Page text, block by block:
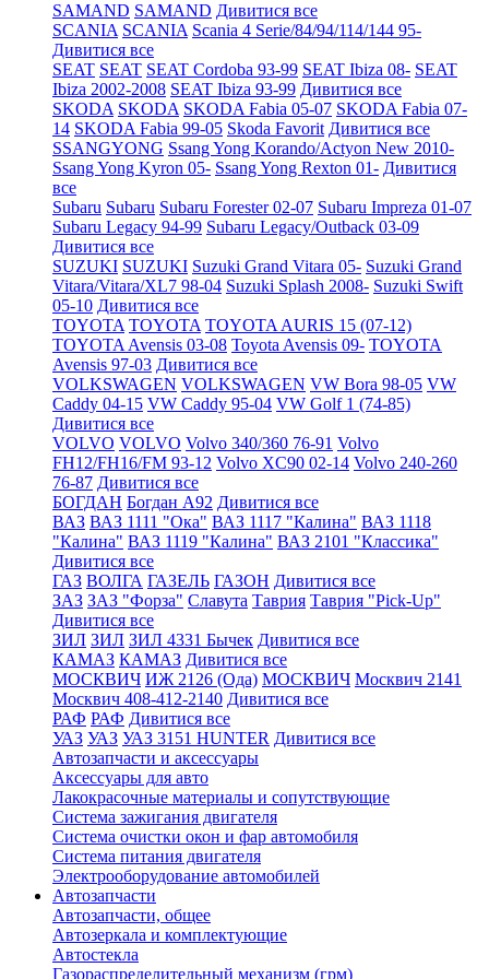
SAMAND SAMAND Дивитися все
SCANIA SCANIA Scania 4 Serie/84/94/114/144 95-
Дивитися все
SEAT SEAT SEAT Cordoba 93-99 SEAT Ibiza 08- SEAT
Ibiza 2002-2008 SEAT Ibiza 93-99 Дивитися все
SKODA SKODA SKODA Fabia 05-07 SKODA Fabia 07-
14 SKODA Fabia 99-05 Skoda Favorit Дивитися все
SSANGYONG Ssang Yong Korando/Actyon New 2010-
Ssang Yong Kyron 05- Ssang Yong Rexton 01- Дивитися
все
Subaru Subaru Subaru Forester 02-07 Subaru Impreza 01-07
Subaru Legacy 94-99 Subaru Legacy/Outback 03-09
Дивитися все
SUZUKI SUZUKI Suzuki Grand Vitara 05- Suzuki Grand
Vitara/Vitara/XL7 98-04 Suzuki Splash 2008- Suzuki Swift
05-10 Дивитися все
TOYOTA TOYOTA TOYOTA AURIS 15 (07-12)
TOYOTA Avensis 03-08 Toyota Avensis 09- TOYOTA
Avensis 97-03 Дивитися все
VOLKSWAGEN VOLKSWAGEN VW Bora 98-05 VW
Caddy 04-15 VW Caddy 95-04 VW Golf 1 (74-85)
Дивитися все
VOLVO VOLVO Volvo 340/360 76-91 Volvo
FH12/FH16/FM 93-12 Volvo XC90 02-14 Volvo 240-260
76-87 Дивитися все
БОГДАН Богдан А92 Дивитися все
ВАЗ ВАЗ 1111 "Ока" ВАЗ 1117 "Калина" ВАЗ 1118
"Калина" ВАЗ 1119 "Калина" ВАЗ 2101 "Классика"
Дивитися все
ГАЗ ВОЛГА ГАЗЕЛЬ ГАЗОН Дивитися все
ЗАЗ ЗАЗ "Форза" Славута Таврия Таврия "Pick-Up"
Дивитися все
ЗИЛ ЗИЛ ЗИЛ 4331 Бычек Дивитися все
КАМАЗ КАМАЗ Дивитися все
МОСКВИЧ ИЖ 2126 (Ода) МОСКВИЧ Москвич 2141
Москвич 408-412-2140 Дивитися все
РАФ РАФ Дивитися все
УАЗ УАЗ УАЗ 3151 HUNTER Дивитися все
Автозапчасти и аксессуары
Аксессуары для авто
Лакокрасочные материалы и сопутствующие
Система зажигания двигателя
Система очистки окон и фар автомобиля
Система питания двигателя
Электрооборудование автомобилей
Автозапчасти
Автозапчасти, общее
Автозеркала и комплектующие
Автостекла
Газораспределительный механизм (грм)